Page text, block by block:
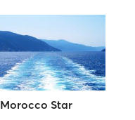
Morocco Star